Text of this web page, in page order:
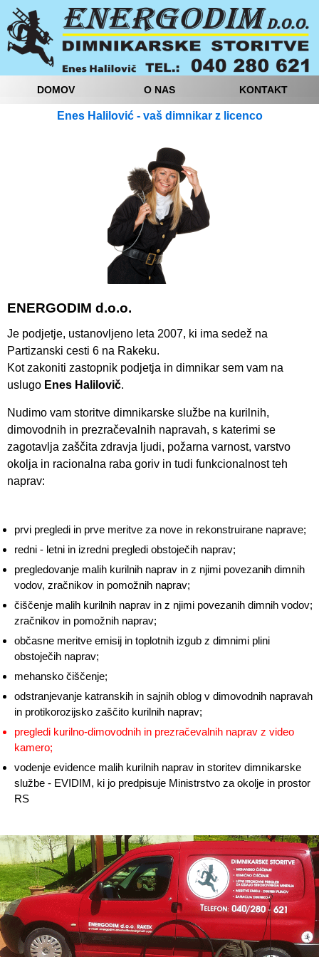
DOMOV O NAS KONTAKT
Enes Halilović - vaš dimnikar z licenco
ENERGODIM d.o.o.
Je podjetje, ustanovljeno leta 2007, ki ima sedež na
Partizanski cesti 6 na Rakeku.
Kot zakoniti zastopnik podjetja in dimnikar sem vam na
uslugo Enes Halilovič.
Nudimo vam storitve dimnikarske službe na kurilnih,
dimovodnih in prezračevalnih napravah, s katerimi se
zagotavlja zaščita zdravja ljudi, požarna varnost, varstvo
okolja in racionalna raba goriv in tudi funkcionalnost teh
naprav:
prvi pregledi in prve meritve za nove in rekonstruirane naprave;
redni - letni in izredni pregledi obstoječih naprav;
pregledovanje malih kurilnih naprav in z njimi povezanih dimnih
vodov, zračnikov in pomožnih naprav;
čiščenje malih kurilnih naprav in z njimi povezanih dimnih vodov;
zračnikov in pomožnih naprav;
občasne meritve emisij in toplotnih izgub z dimnimi plini
obstoječih naprav;
mehansko čiščenje;
odstranjevanje katranskih in sajnih oblog v dimovodnih napravah
in protikorozijsko zaščito kurilnih naprav;
pregledi kurilno-dimovodnih in prezračevalnih naprav z video
kamero;
vodenje evidence malih kurilnih naprav in storitev dimnikarske
službe - EVIDIM, ki jo predpisuje Ministrstvo za okolje in prostor
RS